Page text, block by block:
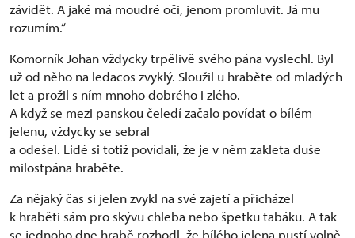
závidět. A jaké má moudré oči, jenom promluvit. Já mu
rozumím.“
Komorník Johan vždycky trpělivě svého pána vyslechl. Byl
už od něho na ledacos zvyklý. Sloužil u hraběte od mladých
let a prožil s ním mnoho dobrého i zlého.
A když se mezi panskou čeledí začalo povídat o bílém
jelenu, vždycky se sebral
a odešel. Lidé si totiž povídali, že je v něm zakleta duše
milostpána hraběte.
Za nějaký čas si jelen zvykl na své zajetí a přicházel
k hraběti sám pro skývu chleba nebo špetku tabáku. A tak
se jednoho dne hrabě rozhodl, že bílého jelena pustí volně